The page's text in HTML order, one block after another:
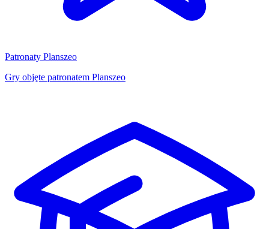
Patronaty Planszeo
Gry objęte patronatem Planszeo